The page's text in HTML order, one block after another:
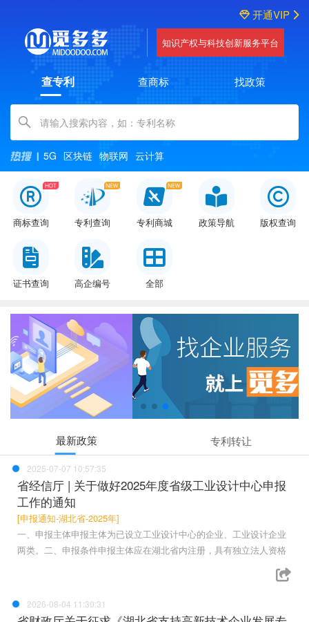
开通VIP
知识产权与科技创新服务平台
查专利 查商标 找政策
Amount (in dollars)
5G 区块链 物联网 云计算
商标查询 专利查询 专利商城 政策导航 版权查询
证书查询 高企编号 全部
最新政策 专利转让
2025-07-07 10:57:35
省经信厅 | 关于做好2025年度省级工业设计中心申报
工作的通知
[申报通知-湖北省-2025年]
一、申报主体申报主体为已设立工业设计中心的企业、工业设计企业
两类。二、申报条件申报主体应在湖北省内注册，具有独立法人资格
2026-08-04 11:30:31